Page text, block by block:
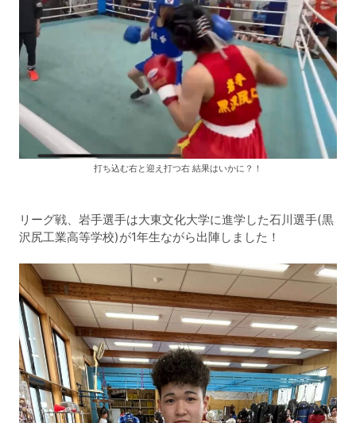
打ち込む右と迎え打つ右 結果はいかに？！
リーグ戦、岩手選手は大東文化大学に進学した石川選手(黒
沢尻工業高等学校)が1年生ながら出陣しました！